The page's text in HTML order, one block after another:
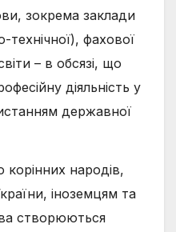
зокрема заклади
технічної), фахової
– в обсязі, що
діяльність у
державної
народів,
іноземцям та
створюються